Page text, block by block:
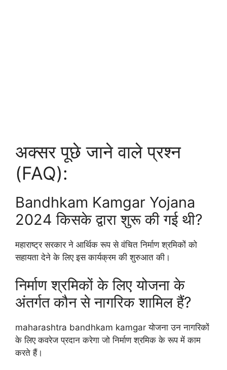
अक्सर पूछे जाने वाले प्रश्न
(FAQ):
Bandhkam Kamgar Yojana
2024 किसके द्वारा शुरू की गई थी?
महाराष्ट्र सरकार ने आर्थिक रूप से वंचित निर्माण श्रमिकों को
सहायता देने के लिए इस कार्यक्रम की शुरुआत की।
निर्माण श्रमिकों के लिए योजना के
अंतर्गत कौन से नागरिक शामिल हैं?
maharashtra bandhkam kamgar योजना उन नागरिकों
के लिए कवरेज प्रदान करेगा जो निर्माण श्रमिक के रूप में काम
करते हैं।